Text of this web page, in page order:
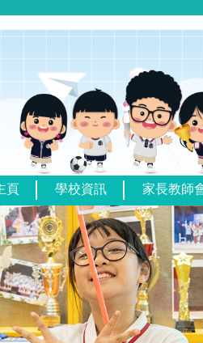
頁 學校資訊 家長教師